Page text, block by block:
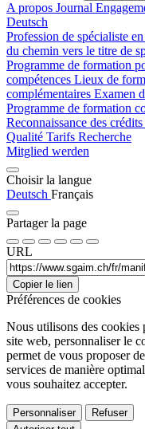
A propos Journal
Deutsch
Profession de spécialiste
du chemin vers le titre de
Programme de formation
compétences Lieux de
complémentaires Examen
Programme de formation
Reconnaissance des
Qualité Tarifs Recherche
Mitglied werden
Choisir la langue
Deutsch Français
Partager la page
URL
Copier le lien
Préférences de cookies
Nous utilisons des cookies
site web, personnaliser le
permet de vous proposer
services de manière
vous souhaitez accepter.
Personnaliser
Refuser